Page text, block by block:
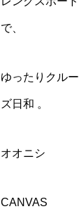
で、
ゆったりクルー
ズ日和 。
オオニシ
CANVAS